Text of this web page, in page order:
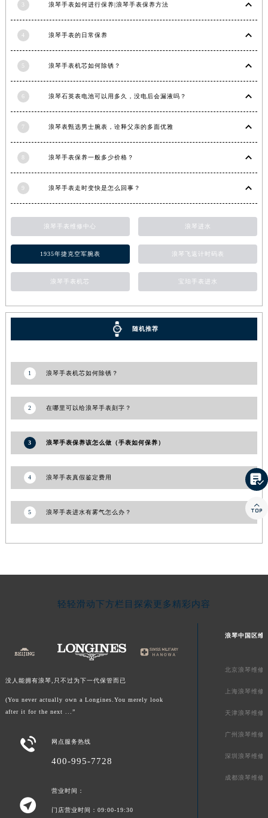
3 浪琴手表如何进行保养|浪琴手表保养方法
4 浪琴手表的日常保养
5 浪琴手表机芯如何除锈？
6 浪琴石英表电池可以用多久，没电后会漏液吗？
7 浪琴表甄选男士腕表，诠释父亲的多面优雅
8 浪琴手表保养一般多少价格？
9 浪琴手表走时变快是怎么回事？
浪琴手表维修中心 浪琴进水
1935年捷克空军腕表 浪琴飞返计时码表
浪琴手表机芯 宝珀手表进水
随机推荐
1 浪琴手表机芯如何除锈？
2 在哪里可以给浪琴手表刻字？
3 浪琴手表保养该怎么做（手表如何保养）
4 浪琴手表真假鉴定费用
5 浪琴手表进水有雾气怎么办？
轻轻滑动下方栏目探索更多精彩内容
没人能拥有浪琴,只不过为下一代保管而已
(You never actually own a Longines.You merely look
after it for the next ...”
 网点服务热线
400-995-7728

营业时间：
门店营业时间：09:00-19:30
浪琴中国区维
北京浪琴维修
上海浪琴维修
天津浪琴维修
广州浪琴维修
深圳浪琴维修
成都浪琴维修

